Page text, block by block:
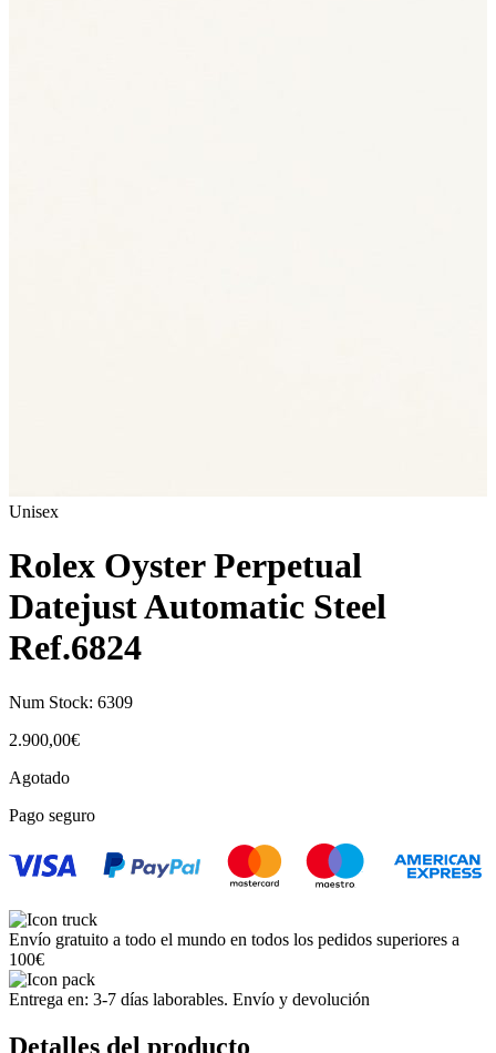
Unisex
Rolex Oyster Perpetual
Datejust Automatic Steel
Ref.6824
Num Stock: 6309
2.900,00€
Agotado
Pago seguro
Envío gratuito a todo el mundo en todos los pedidos superiores a
100€
Entrega en: 3-7 días laborables. Envío y devolución
Detalles del producto